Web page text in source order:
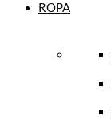
ROPA